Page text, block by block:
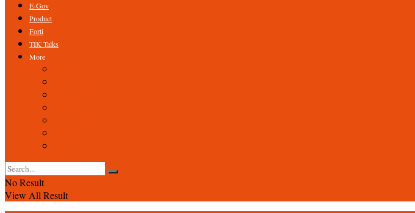
E-Gov
Product
Forti
TIK Talks
More
No Result
View All Result